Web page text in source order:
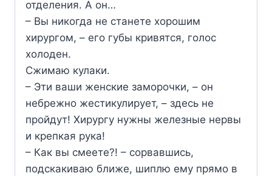
отделения. А он…
– Вы никогда не станете хорошим
хирургом, – его губы кривятся, голос
холоден.
Сжимаю кулаки.
– Эти ваши женские заморочки, – он
небрежно жестикулирует, – здесь не
пройдут! Хирургу нужны железные нервы
и крепкая рука!
– Как вы смеете?! – сорвавшись,
подскакиваю ближе, шиплю ему прямо в